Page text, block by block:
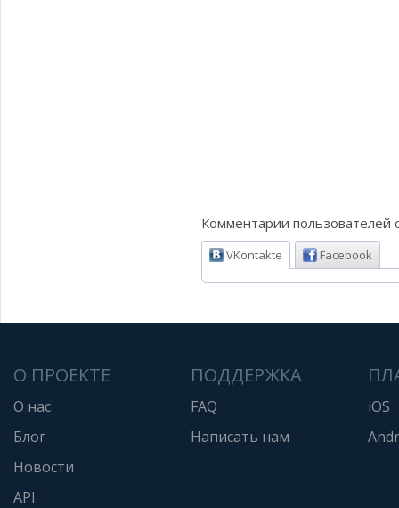
Комментарии пользователей
VKontakte Facebook
О ПРОЕКТЕ
О нас
Блог
Новости
API
ПОДДЕРЖКА
FAQ
Написать нам
iOS